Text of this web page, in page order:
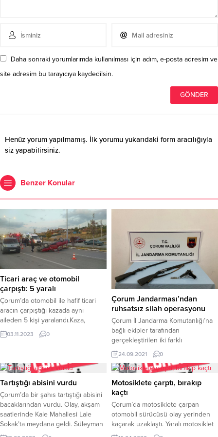
Daha sonraki yorumlarımda kullanılması için adım, e-posta adresim ve
site adresim bu tarayıcıya kaydedilsin.
Henüz yorum yapılmamış. İlk yorumu yukarıdaki form aracılığıyla
siz yapabilirsiniz.
Benzer Konular
Ticari araç ve otomobil
çarpıştı: 5 yaralı
Çorum’da otomobil ile hafif ticari
aracın çarpıştığı kazada aynı
aileden 5 kişi yaralandı.Kaza,
Cemilbey Caddesi’nde meydana
geldi. Edinilen bilgiye göre, Yılmaz
idaresindeki 05 DZ 147 plakalı
otomobil cadde üzerinde çarpıştı.
Çarpışmanın etkisiyle kontrolden
çıkan otomobil takla attı. Kazayı...
03.11.2023 0
Çorum Jandarması’ndan
ruhsatsız silah operasyonu
Çorum İl Jandarma Komutanlığı’na
bağlı ekipler tarafından
gerçekleştirilen iki farklı
operasyonda, 1 adet ruhsatsız
tabanca, 3 adet ruhsatsız av tüfeği
ile 28 adet tabanca fişeği ele
geçirildi.Edinilen bilgiye göre, silah
kaçakçılığı ile mücadele ve ateşli
silah kullanmak suretiyle
gerçekleştirilen olayların önlenmesi
kapsamında yürütülen çalışmalar
doğrultusunda, Merkez İlçe ve
24.09.2021 0
Tartıştığı abisini vurdu
Çorum’da bir şahıs tartıştığı abisini
bacaklarından vurdu. Olay, akşam
saatlerinde Kale Mahallesi Lale
Sokak’ta meydana geldi. Süleyman
A. (65) ile kardeşi Selahattin A.
Motosiklete çarptı, bırakıp
kaçtı
Çorum’da motosiklete çarpan
otomobil sürücüsü olay yerinden
kaçarak uzaklaştı. Yaralı motosiklet
sürücüsü hastaneye kaldırılarak